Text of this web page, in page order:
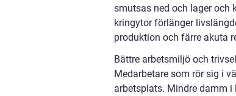
smutsas ned och lager och
kringytor förlänger
produktion och färre akuta
Bättre arbetsmiljö och trivsel
Medarbetare som rör sig i
arbetsplats. Mindre damm